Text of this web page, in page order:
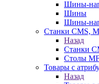
Шины-
Шины
Шины-
Станки CMS,
Назад
Станки
Столы
Товары с
Назад